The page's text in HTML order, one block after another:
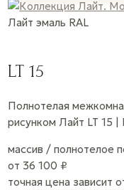
Лайт эмаль RAL
LT 15
Полнотелая
рисунком Лайт LT 15
массив / полнотелое
от 36 100 ₽
точная цена зависит